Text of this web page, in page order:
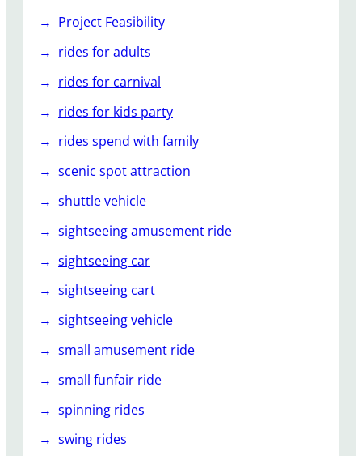
Project Feasibility
rides for adults
rides for carnival
rides for kids party
rides spend with family
scenic spot attraction
shuttle vehicle
sightseeing amusement ride
sightseeing car
sightseeing cart
sightseeing vehicle
small amusement ride
small funfair ride
spinning rides
swing rides